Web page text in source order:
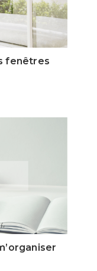
fenêtres